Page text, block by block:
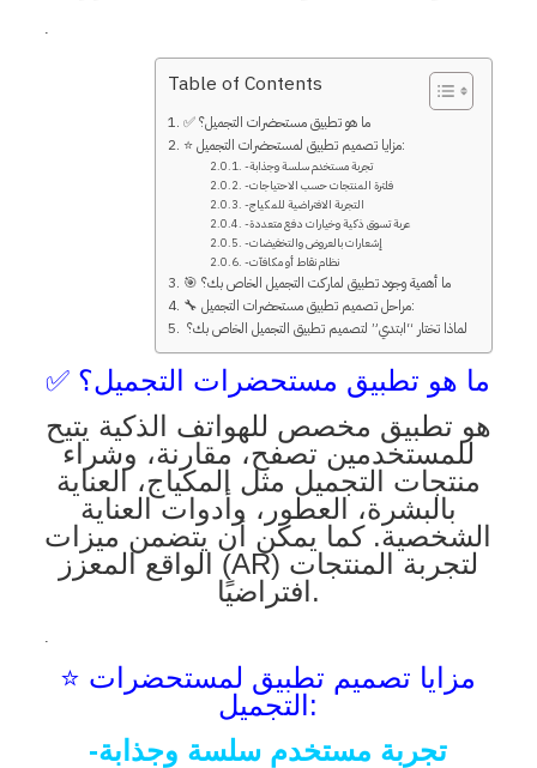
.
Table of Contents
✅ ما هو تطبيق مستحضرات التجميل؟
⭐ مزايا تصميم تطبيق لمستحضرات التجميل:
-تجربة مستخدم سلسة وجذابة
-فلترة المنتجات حسب الاحتياجات
-التجربة الافتراضية للمكياج
-عربة تسوق ذكية وخيارات دفع متعددة
-إشعارات بالعروض والتخفيضات
-نظام نقاط أو مكافآت
🎯 ما أهمية وجود تطبيق لماركت التجميل الخاص بك؟
🔧 مراحل تصميم تطبيق مستحضرات التجميل:
لماذا تختار “ابتدي” لتصميم تطبيق التجميل الخاص بك؟
✅ ما هو تطبيق مستحضرات التجميل؟
هو تطبيق مخصص للهواتف الذكية يتيح
للمستخدمين تصفح، مقارنة، وشراء
منتجات التجميل مثل المكياج، العناية
بالبشرة، العطور، وأدوات العناية
الشخصية. كما يمكن أن يتضمن ميزات
الواقع المعزز (AR) لتجربة المنتجات
افتراضيًا.
.
⭐ مزايا تصميم تطبيق لمستحضرات
التجميل:
-تجربة مستخدم سلسة وجذابة